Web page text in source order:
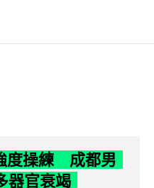
度操練 成都男
器官衰竭